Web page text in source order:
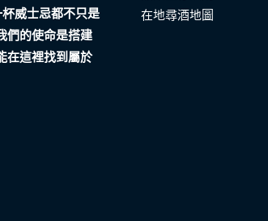
威士忌都不只是
們的使命是搭建
在這裡找到屬於
在地尋酒地圖